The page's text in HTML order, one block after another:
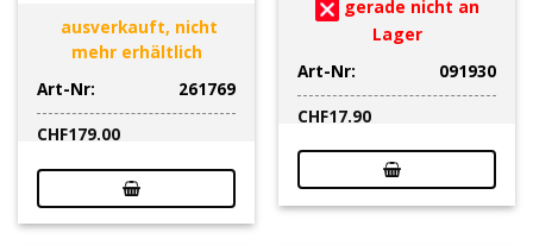
ausverkauft, nicht
mehr erhältlich
Art-Nr:
261769
CHF179.00
gerade nicht an
Lager
Art-Nr:
091930
CHF17.90